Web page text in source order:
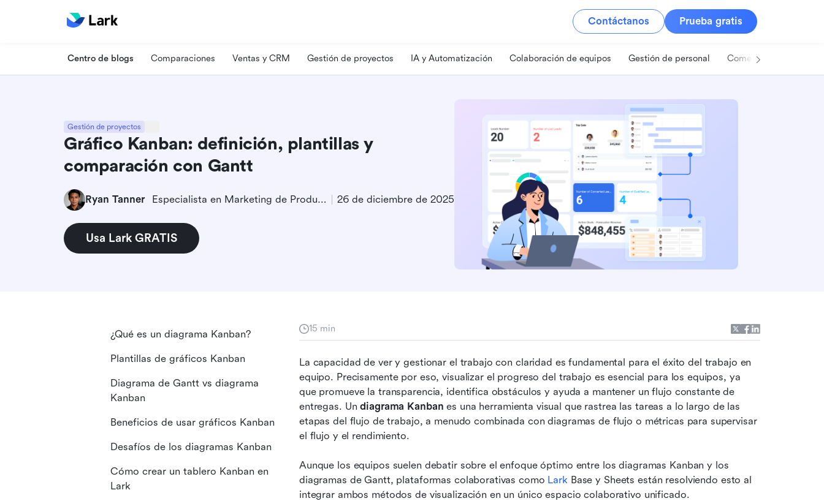
Contáctanos Prueba gratis
Centro de blogs Comparaciones Ventas y CRM Gestión de proyectos IA y Automatización Colaboración de equipos Gestión de personal Comercio minorista
Gestión de proyectos
Gráfico Kanban: definición, plantillas y
comparación con Gantt
Ryan Tanner Especialista en Marketing de Producto 26 de diciembre de 2025
Usa Lark GRATIS
15 min
La capacidad de ver y gestionar el trabajo con claridad es fundamental para el éxito del trabajo en
equipo. Precisamente por eso, visualizar el progreso del trabajo es esencial para los equipos, ya
que promueve la transparencia, identifica obstáculos y ayuda a mantener un flujo constante de
entregas. Un diagrama Kanban es una herramienta visual que rastrea las tareas a lo largo de las
etapas del flujo de trabajo, a menudo combinada con diagramas de flujo o métricas para supervisar
el flujo y el rendimiento.
Aunque los equipos suelen debatir sobre el enfoque óptimo entre los diagramas Kanban y los
diagramas de Gantt, plataformas colaborativas como Lark Base y Sheets están resolviendo esto al
integrar ambos métodos de visualización en un único espacio colaborativo unificado.
¿Qué es un diagrama Kanban?
Plantillas de gráficos Kanban
Diagrama de Gantt vs diagrama
Kanban
Beneficios de usar gráficos Kanban
Desafíos de los diagramas Kanban
Cómo crear un tablero Kanban en
Lark